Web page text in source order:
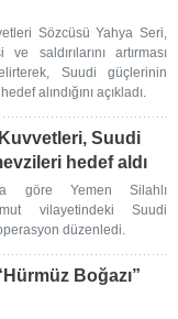
Sözcüsü Yahya Seri,
saldırılarını artırması
Suudi güçlerinin
alındığını açıkladı.
Suudi
hedef aldı
göre Yemen Silahlı
vilayetindeki Suudi
düzenledi.
Boğazı”